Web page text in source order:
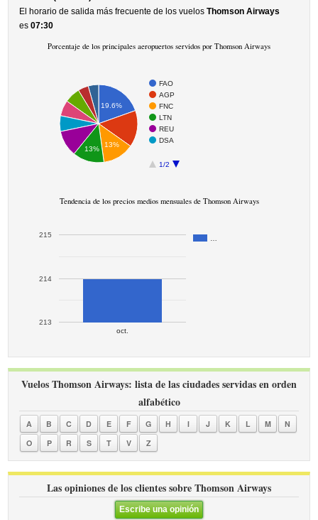
El horario de salida más frecuente de los vuelosThomson Airways
es07:30
Porcentaje de los principales aeropuertos servidos por Thomson Airways
FAO
AGP
FNC
LTN
REU
DSA
1/2
19.6%
13%
13%
Tendencia de los precios medios mensuales de Thomson Airways
oct.
213
214
215
Vuelos Thomson Airways: lista de las ciudades servidas en orden
alfabético
A B C D E F G H I J K L M
N
O
P R S T V Z
Las opiniones de los clientes sobre Thomson Airways
Escribe una opinión